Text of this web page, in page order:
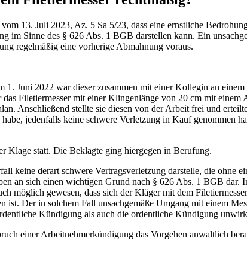
13. Juli 2023, Az. 5 Sa 5/23, dass eine ernstliche
Sinne des § 626 Abs. 1 BGB darstellen kann. Ein
regelmäßig eine vorherige Abmahnung voraus.
Juni 2022 war dieser zusammen mit einer Kollegin an
Filetiermesser mit einer Klingenlänge von 20 cm mit
Anschließend stellte sie diesen von der Arbeit frei und
jedenfalls keine schwere Verletzung in Kauf genommen
Klage statt. Die Beklagte ging hiergegen in Berufung.
keine derart schwere Vertragsverletzung darstelle, die ohne
an sich einen wichtigen Grund nach § 626 Abs. 1 BGB dar.
möglich gewesen, dass sich der Kläger mit dem
Der in solchem Fall unsachgemäße Umgang mit einem
Kündigung als auch die ordentliche Kündigung
einer Arbeitnehmerkündigung das Vorgehen anwaltlich